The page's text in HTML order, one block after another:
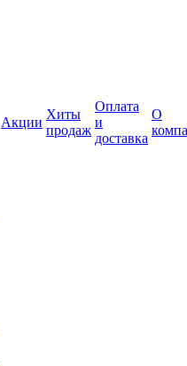
Акции
Хиты
продаж
Оплата
и
доставка
О